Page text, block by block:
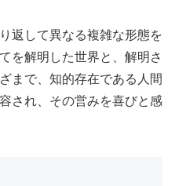
返して異なる複雑な形態を
を解明した世界と、解明さ
まで、知的存在である人間
され、その営みを喜びと感